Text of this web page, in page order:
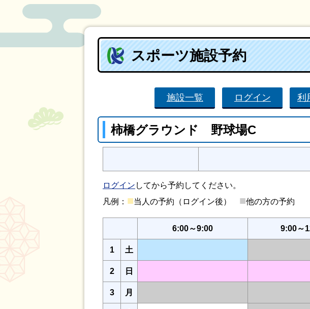
スポーツ施設予約
施設一覧 ログイン 利
柿橋グラウンド 野球場C
ログイン してから予約してください。
凡例： ■当人の予約（ログイン後） ■他の方の予約
6:00～9:00 9:00～
1 土
2 日
3 月